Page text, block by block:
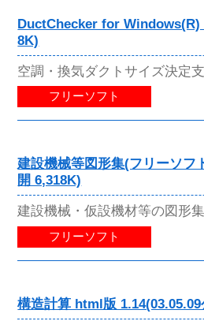
DuctChecker for Windows(R)
8K)
空調・換気ダクトサイズ決定
フリーソフト
建設機械等図形集(フリーソフ
開 6,318K)
建設機械・仮設機材等の図形集
フリーソフト
構造計算 html版